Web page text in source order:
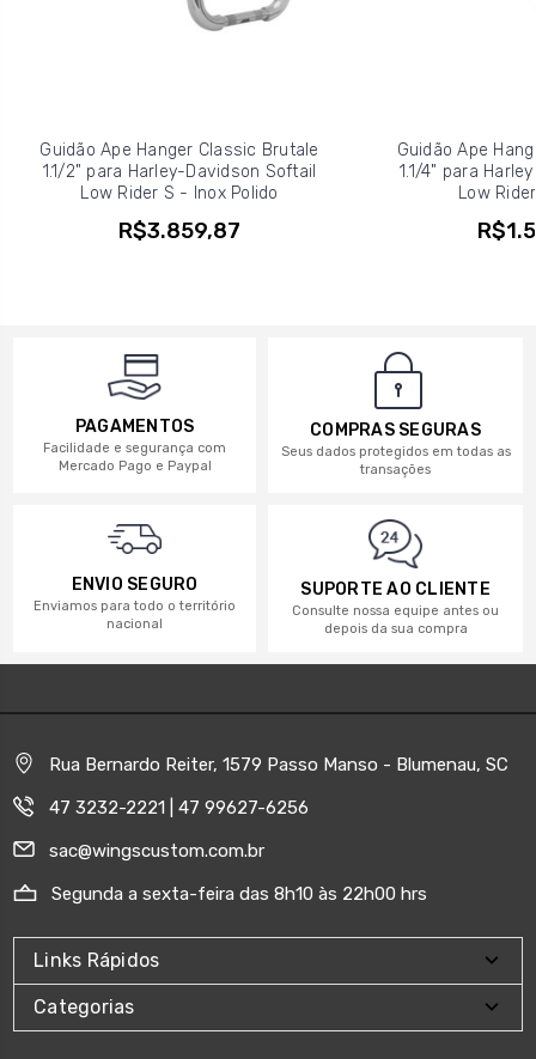
Guidão Ape Hanger Classic Brutale
1.1/2" para Harley-Davidson Softail
Low Rider S - Inox Polido
R$3.859,87
Guidão Ape
1.1/4" para
Low
PAGAMENTOS
Facilidade e segurança com
Mercado Pago e Paypal
COMPRAS SEGURAS
Seus dados protegidos em todas as
transações
ENVIO SEGURO
Enviamos para todo o território
nacional
SUPORTE AO CLIENTE
Consulte nossa equipe antes ou
depois da sua compra
Rua Bernardo Reiter, 1579 Passo Manso - Blumenau, SC
47 3232-2221 | 47 99627-6256
sac@wingscustom.com.br
Segunda a sexta-feira das 8h10 às 22h00 hrs
Links Rápidos
Categorias